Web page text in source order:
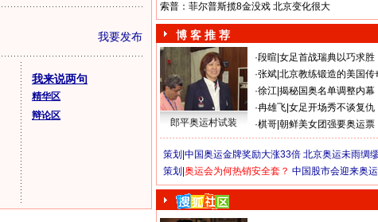
我要发布
我来说两句
精华区
辩论区
索普：菲尔普斯揽8金没戏 北京变化很大
博 客 推 荐
郎平奥运村试装
·段暄 女足首战瑞典以巧求胜
·张斌 北京教练锻造的美国传
·徐江 揭秘国奥名单调整内幕
·冉雄飞 女足开场秀不谈复仇
·棋哥 朝鲜美女团强要奥运票
策划| 中国奥运金牌奖励大涨33倍 北京奥运未雨绸
策划| 奥运会为何热销安全套？ 中国股市会迎来奥